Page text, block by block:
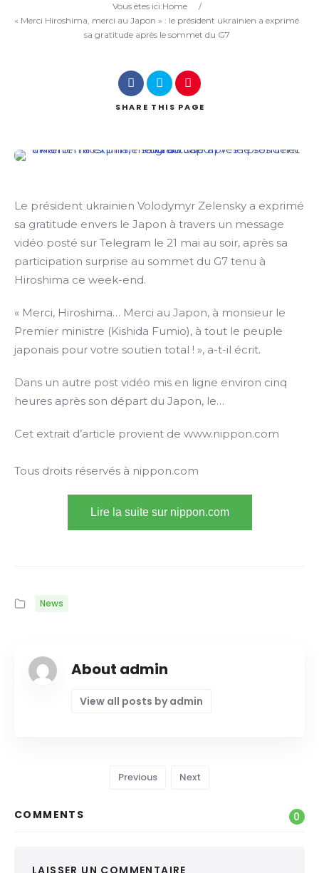
Vous êtes ici:Home
/
« Merci Hiroshima, merci au Japon » : le président ukrainien a exprimé
sa gratitude après le sommet du G7
SHARE THIS PAGE
Le président ukrainien Volodymyr Zelensky a exprimé
sa gratitude envers le Japon à travers un message
vidéo posté sur Telegram le 21 mai au soir, après sa
participation surprise au sommet du G7 tenu à
Hiroshima ce week-end.
« Merci, Hiroshima… Merci au Japon, à monsieur le
Premier ministre (Kishida Fumio), à tout le peuple
japonais pour votre soutien total ! », a-t-il écrit.
Dans un autre post vidéo mis en ligne environ cinq
heures après son départ du Japon, le…
Cet extrait d’article provient de www.nippon.com
Tous droits réservés à nippon.com
Lire la suite sur nippon.com
News
About admin
View all posts by admin
Previous Next
COMMENTS 0
LAISSER UN COMMENTAIRE